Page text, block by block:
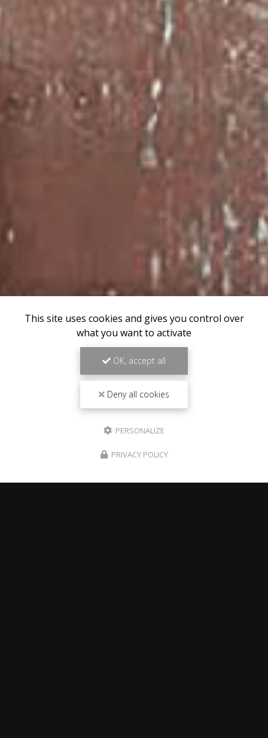
This site uses cookies and gives you control over
what you want to activate
OK, accept all
Deny all cookies
PERSONALIZE
PRIVACY POLICY